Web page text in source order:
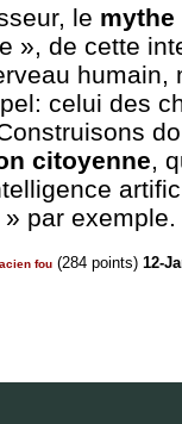
le mythe
», de cette
humain,
celui des
citoyenne,
par exemple.
fou (284 points) 12-